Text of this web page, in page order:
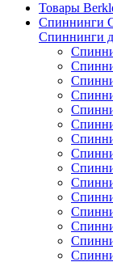
Товары
Спиннинги
Спиннинги